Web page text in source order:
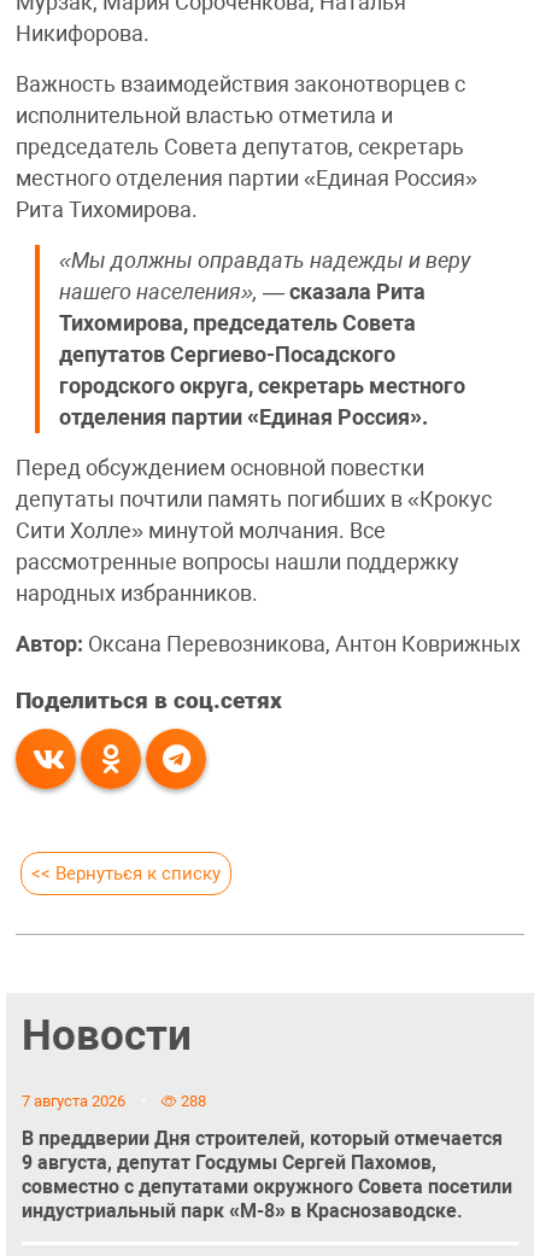
Никифорова.
Важность взаимодействия законотворцев с
исполнительной властью отметила и
председатель Совета депутатов, секретарь
местного отделения партии «Единая Россия»
Рита Тихомирова.
«Мы должны оправдать надежды и веру
нашего населения», —сказала Рита
Тихомирова, председатель Совета
депутатов Сергиево-Посадского
городского округа, секретарь местного
отделения партии «Единая Россия».
Перед обсуждением основной повестки
депутаты почтили память погибших в «Крокус
Сити Холле» минутой молчания. Все
рассмотренные вопросы нашли поддержку
народных избранников.
Автор: Оксана Перевозникова, Антон Коврижных
Поделиться в соц.сетях
<< Вернуться к списку
Новости
7 августа 2026 288
В преддверии Дня строителей, который отмечается
9 августа, депутат Госдумы Сергей Пахомов,
совместно с депутатами окружного Совета посетили
индустриальный парк «М-8» в Краснозаводске.